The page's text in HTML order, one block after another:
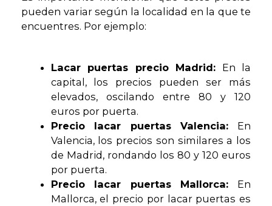
pueden variar según la localidad en la que te
encuentres. Por ejemplo:
Lacar puertas precio Madrid: En la
capital, los precios pueden ser más
elevados, oscilando entre 80 y 120
euros por puerta.
Precio lacar puertas Valencia: En
Valencia, los precios son similares a los
de Madrid, rondando los 80 y 120 euros
por puerta.
Precio lacar puertas Mallorca: En
Mallorca, el precio por lacar puertas es